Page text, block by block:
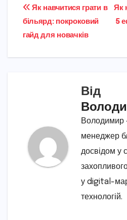
Навігація
записів
Як
5
Як навчитися грати в
більярд: покроковий
гайд для новачків
Від
Володимир
менеджер
досвідом у
у digital-
технологій.